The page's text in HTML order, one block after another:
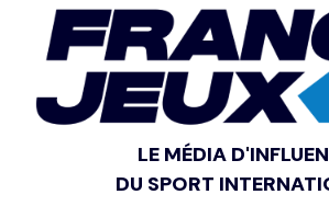
LE MÉDIA
DU SPORT